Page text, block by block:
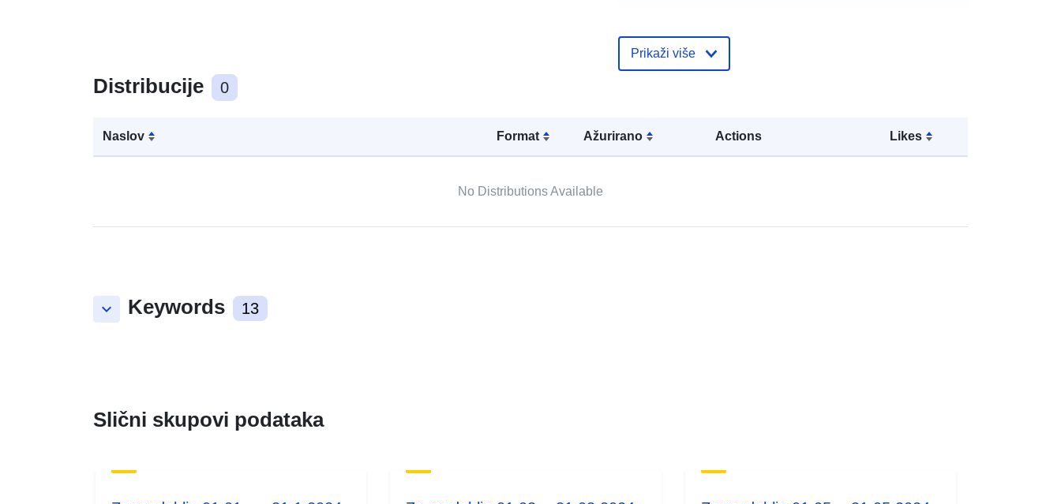
Distribucije 0
Naslov Formаt Ažurirano Actions Likes
No Distributions Available
keyboard_arrow_down Keywords 13
Prikaži više
Slični skupovi podataka